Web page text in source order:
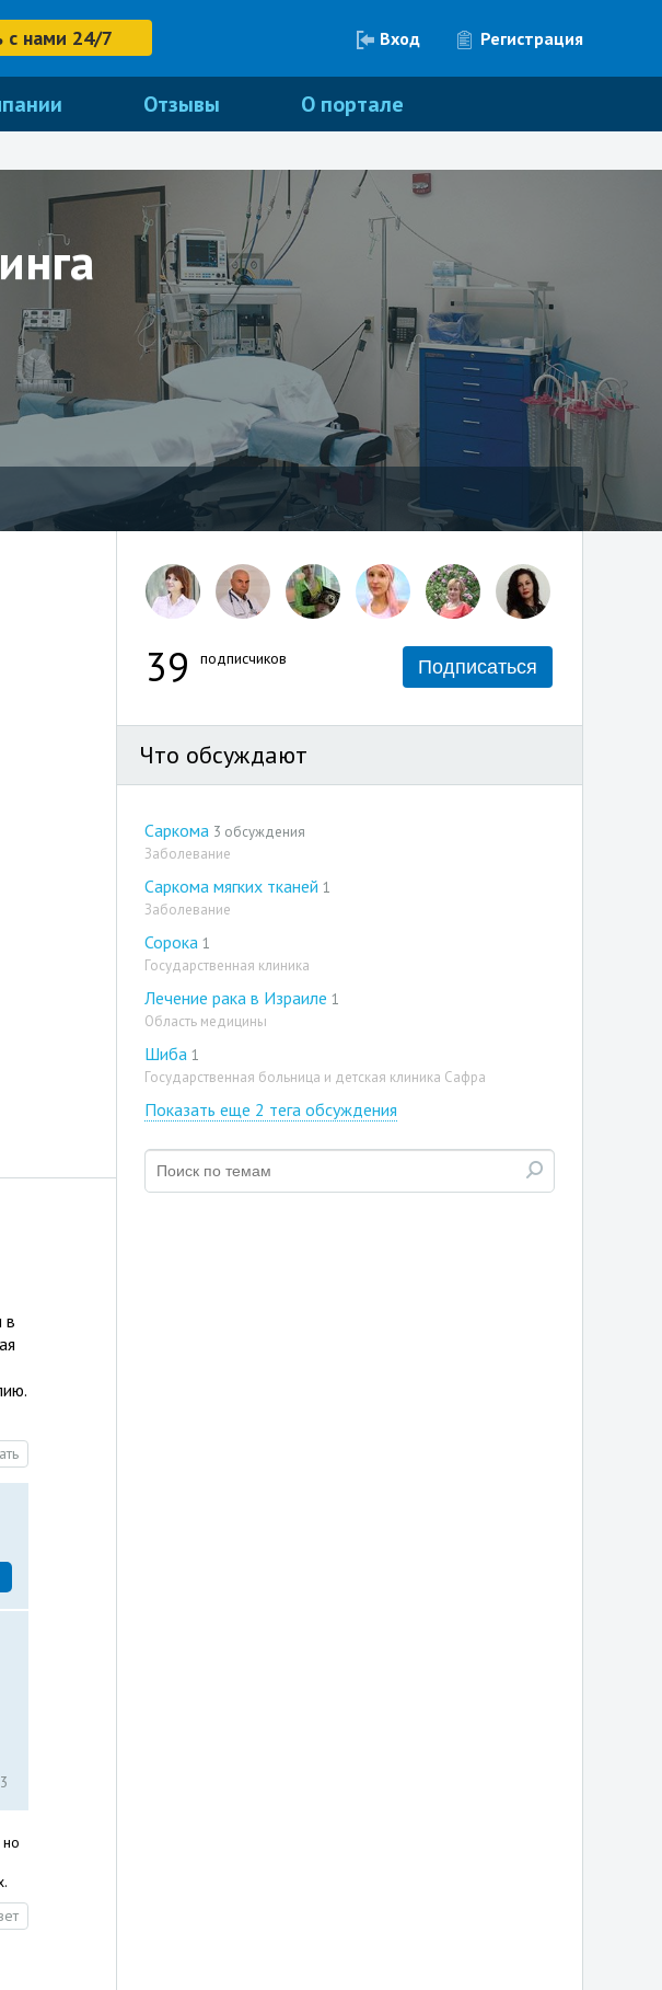
Регистрация
Вход
с нами 24/7
Отзывы О портале
в
3
39 подписчиков Подписаться
Что обсуждают
Саркома 3 обсуждения
Заболевание
Саркома мягких тканей 1
Заболевание
Сорока 1
Государственная клиника
Лечение рака в Израиле 1
Область медицины
Шиба 1
Государственная больница и детская клиника Сафра
Показать еще 2 тега обсуждения